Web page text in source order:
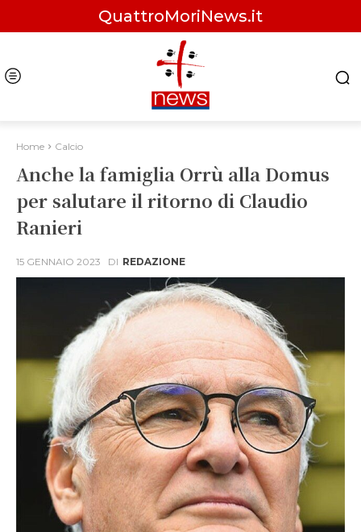
QuattroMoriNews.it
Home Calcio
Anche la famiglia Orrù alla Domus
per salutare il ritorno di Claudio
Ranieri
15 GENNAIO 2023 DI REDAZIONE